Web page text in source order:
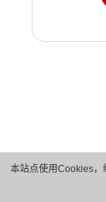
本站点使用Cookies，
版权所有 © 华为技